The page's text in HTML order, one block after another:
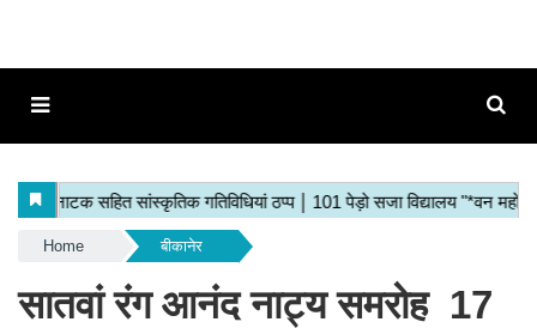
Home बीकानेर
सातवां रंग आनंद नाट्य समरोह 17